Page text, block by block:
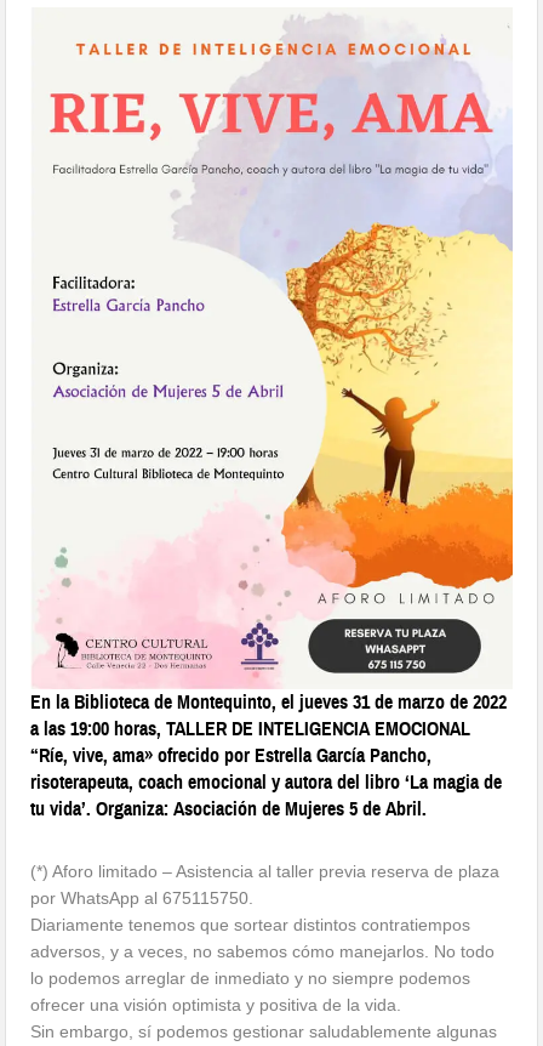
En la Biblioteca de Montequinto, el jueves 31 de marzo de 2022
a las 19:00 horas, TALLER DE INTELIGENCIA EMOCIONAL
“Ríe, vive, ama» ofrecido por Estrella García Pancho,
risoterapeuta, coach emocional y autora del libro ‘La magia de
tu vida’. Organiza: Asociación de Mujeres 5 de Abril.
(*) Aforo limitado – Asistencia al taller previa reserva de plaza
por WhatsApp al 675115750.
Diariamente tenemos que sortear distintos contratiempos
adversos, y a veces, no sabemos cómo manejarlos. No todo
lo podemos arreglar de inmediato y no siempre podemos
ofrecer una visión optimista y positiva de la vida.
Sin embargo, sí podemos gestionar saludablemente algunas